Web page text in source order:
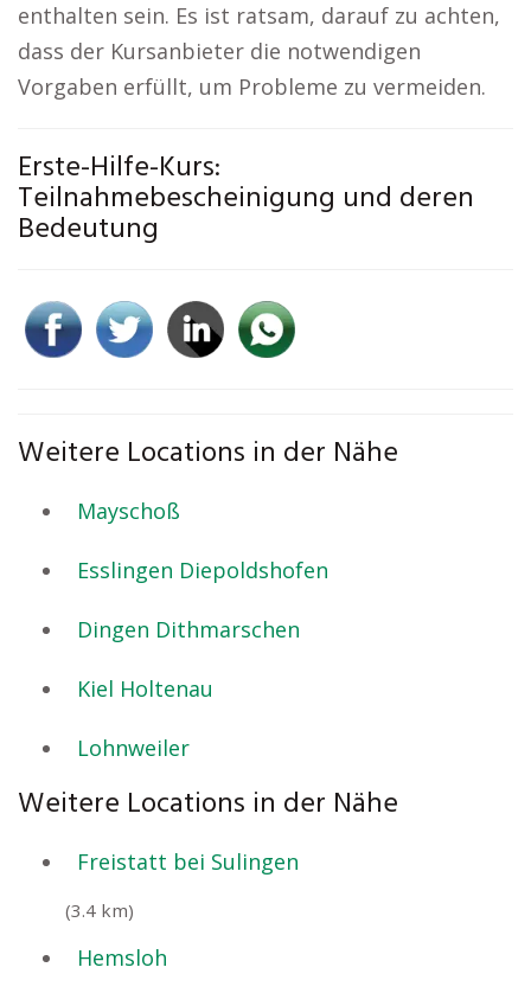
enthalten sein. Es ist ratsam, darauf zu achten,
dass der Kursanbieter die notwendigen
Vorgaben erfüllt, um Probleme zu vermeiden.
Erste-Hilfe-Kurs:
Teilnahmebescheinigung und deren
Bedeutung
Weitere Locations in der Nähe
Mayschoß
Esslingen Diepoldshofen
Dingen Dithmarschen
Kiel Holtenau
Lohnweiler
Weitere Locations in der Nähe
Freistatt bei Sulingen
(3.4 km)
Hemsloh